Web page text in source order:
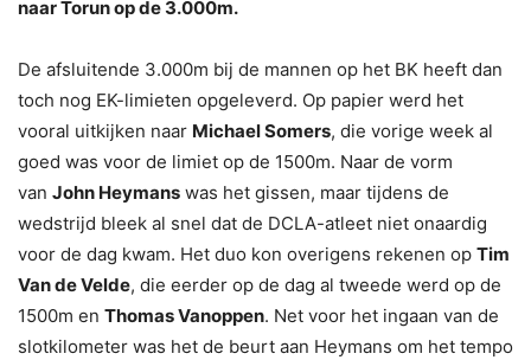
naar Torun op de 3.000m.
De afsluitende 3.000m bij de mannen op het BK heeft dan
toch nog EK-limieten opgeleverd. Op papier werd het
vooral uitkijken naar Michael Somers, die vorige week al
goed was voor de limiet op de 1500m. Naar de vorm
van John Heymans was het gissen, maar tijdens de
wedstrijd bleek al snel dat de DCLA-atleet niet onaardig
voor de dag kwam. Het duo kon overigens rekenen op Tim
Van de Velde, die eerder op de dag al tweede werd op de
1500m en Thomas Vanoppen. Net voor het ingaan van de
slotkilometer was het de beurt aan Heymans om het tempo